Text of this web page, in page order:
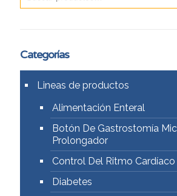
Categorías
Lineas de productos
Alimentación Enteral
Botón De Gastrostomía
Prolongador
Control Del Ritmo Cardíaco
Diabetes